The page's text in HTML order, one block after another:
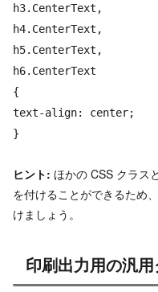
h3.CenterText,
h4.CenterText,
h5.CenterText,
h6.CenterText
{
text-align: center;
}
ヒント: ほかの CSS クラス
を付けることができるため
けましょう。
印刷出力用の汎